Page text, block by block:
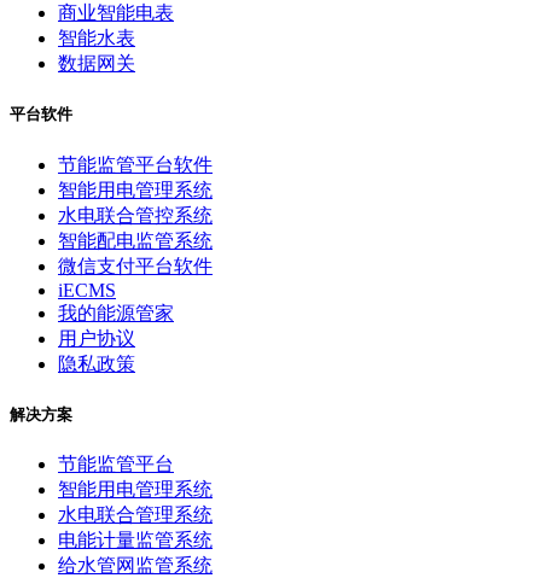
商业智能电表
智能水表
数据网关
平台软件
节能监管平台软件
智能用电管理系统
水电联合管控系统
智能配电监管系统
微信支付平台软件
iECMS
我的能源管家
用户协议
隐私政策
解决方案
节能监管平台
智能用电管理系统
水电联合管理系统
电能计量监管系统
给水管网监管系统